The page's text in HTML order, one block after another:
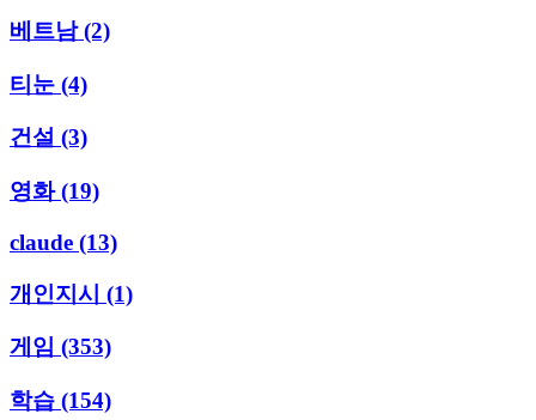
베트남(2)
티눈 (4)
건설 (3)
영화(19)
claude (13)
개인지시 (1)
게임 (353)
학습 (154)